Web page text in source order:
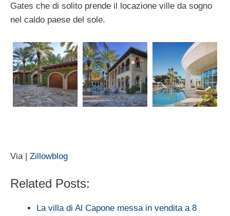
Gates che di solito prende il locazione ville da sogno
nel caldo paese del sole.
Via | Zillowblog
Related Posts:
La villa di Al Capone messa in vendita a 8